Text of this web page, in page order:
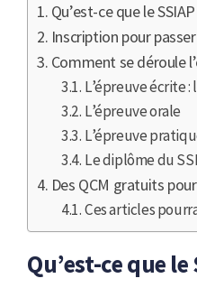
Qu’est-ce que le
Inscription pour
Comment se déroule
L’épreuve écrite :
L’épreuve orale
L’épreuve
Le diplôme du
Des QCM gratuits
Ces articles
Qu’est-ce que le